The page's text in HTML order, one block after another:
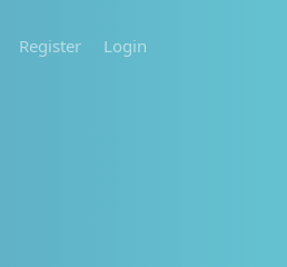
Register Login